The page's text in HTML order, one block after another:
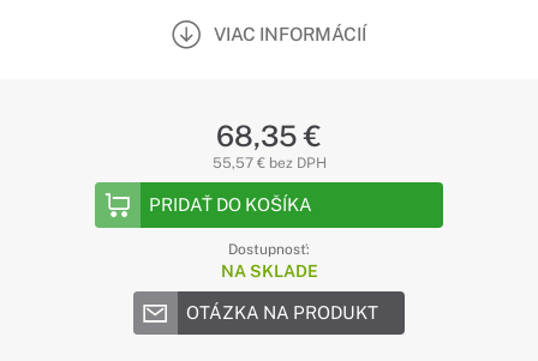
VIAC INFORMÁCIÍ
68,35 €
55,57 € bez DPH
PRIDAŤ DO KOŠÍKA
Dostupnosť:
NA SKLADE
OTÁZKA NA PRODUKT